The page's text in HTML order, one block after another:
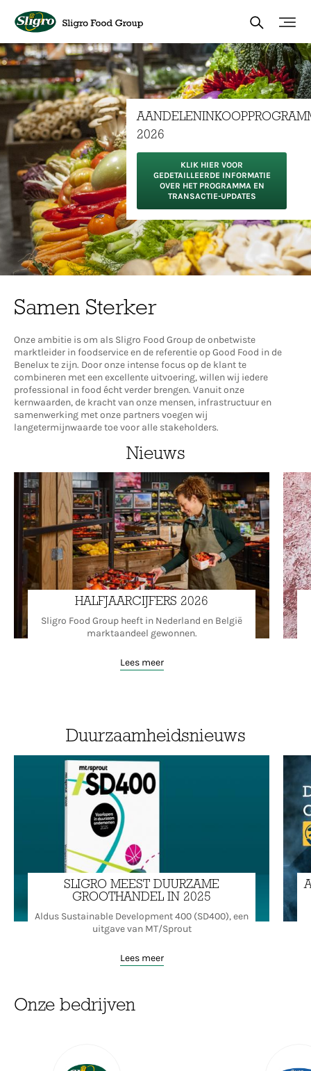
naar
de
inhoud
gaan
2026
KLIK HIER VOOR
GEDETAILLEERDE INFORMATIE
OVER HET PROGRAMMA EN
TRANSACTIE-UPDATES
Samen Sterker
Onze ambitie is om als Sligro Food Group de onbetwiste
marktleider in foodservice en de referentie op Good Food in de
Benelux te zijn. Door onze intense focus op de klant te
combineren met een excellente uitvoering, willen wij iedere
professional in food écht verder brengen. Vanuit onze
kernwaarden, de kracht van onze mensen, infrastructuur en
samenwerking met onze partners voegen wij
langetermijnwaarde toe voor alle stakeholders.
Nieuws
HALFJAARCIJFERS 2026
Sligro Food Group heeft in Nederland en België
marktaandeel gewonnen.
Lees meer
Duurzaamheidsnieuws
SLIGRO MEEST DUURZAME
GROOTHANDEL IN 2025
Aldus Sustainable Development 400 (SD400), een
uitgave van MT/Sprout
Lees meer
Onze bedrijven